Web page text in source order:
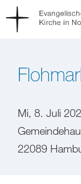
Mi, 8. Juli
22089